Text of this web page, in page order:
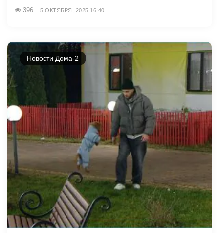
396 5 ОКТЯБРЯ, 2025 16:40
Новости Дома-2